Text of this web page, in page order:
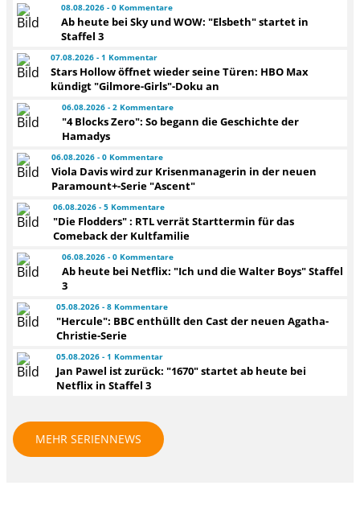
08.08.2026 - 0 Kommentare
Ab heute bei Sky und WOW: "Elsbeth" startet in
Staffel 3
07.08.2026 - 1 Kommentar
Stars Hollow öffnet wieder seine Türen: HBO Max
kündigt "Gilmore-Girls"-Doku an
06.08.2026 - 2 Kommentare
"4 Blocks Zero": So begann die Geschichte der
Hamadys
06.08.2026 - 0 Kommentare
Viola Davis wird zur Krisenmanagerin in der neuen
Paramount+-Serie "Ascent"
06.08.2026 - 5 Kommentare
"Die Flodders" : RTL verrät Starttermin für das
Comeback der Kultfamilie
06.08.2026 - 0 Kommentare
Ab heute bei Netflix: "Ich und die Walter Boys" Staffel
3
05.08.2026 - 8 Kommentare
"Hercule": BBC enthüllt den Cast der neuen Agatha-
Christie-Serie
05.08.2026 - 1 Kommentar
Jan Pawel ist zurück: "1670" startet ab heute bei
Netflix in Staffel 3
MEHR SERIENNEWS